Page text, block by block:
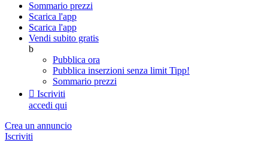
Sommario prezzi
Scarica l'app
Scarica l'app
Vendi subito gratis
b
Pubblica ora
Pubblica inserzioni senza limit Tipp!
Sommario prezzi
 Iscriviti
accedi qui
Crea un annuncio
Iscriviti